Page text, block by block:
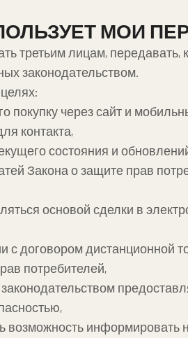
ИСПОЛЬЗУЕТ МОИ
третьим лицам,
законодательством.
покупку через сайт и
контакта,
состояния и
Закона о защите прав
основой сделки в
с договором
потребителей,
информировать